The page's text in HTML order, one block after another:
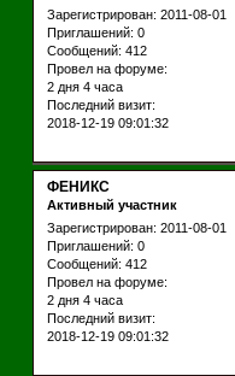
Зарегистрирован: 2011-08-01
Приглашений: 0
Сообщений: 412
Провел на форуме:
2 дня 4 часа
Последний визит:
2018-12-19 09:01:32
ФЕНИКС
Активный участник
Зарегистрирован: 2011-08-01
Приглашений: 0
Сообщений: 412
Провел на форуме:
2 дня 4 часа
Последний визит:
2018-12-19 09:01:32